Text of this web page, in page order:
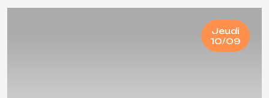
Jeudi
10/09